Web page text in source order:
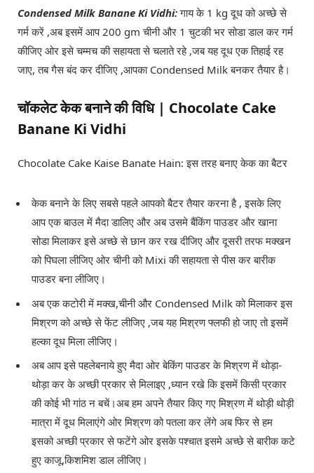
Condensed Milk Banane Ki Vidhi:गाय के 1 kg दूध को अच्छे से
गर्म करें ,अब इसमें आप 200 gm चीनी और 1 चुटकी भर सोडा डाल कर गर्म
कीजिए ओर इसे चम्मच की सहायता से चलाते रहे ,जब यह दूध एक तिहाई रह
जाए, तब गैस बंद कर दीजिए ,आपका Condensed Milk बनकर तैयार है।
चॉकलेट केकबनाने की विधि | Chocolate Cake
Banane Ki Vidhi
Chocolate Cake Kaise Banate Hain: इस तरह बनाए केक का बैटर
केक बनाने के लिए सबसे पहले आपको बैटर तैयार करना है , इसके लिए
आप एक बाउल में मैदा डालिए और अब उसमे बैंकिंग पाउडर और खाना
सोडा मिलाकर इसे अच्छे से छान कर रख दीजिए और दूसरी तरफ मक्खन
को पिघला लीजिए ओर चीनी को Mixi की सहायता से पीस कर बारीक
पाउडर बना लीजिए।
अब एक कटोरी में मक्ख,चीनी और Condensed Milk को मिलाकर इस
मिश्रण को अच्छे से फेंट लीजिए ,जब यह मिश्रण फ्लफी हो जाए तो इसमें
हल्का दूध मिला लीजिए।
अब आप इसे पहलेबनाये हुए मैदा ओर बेकिंग पाउडर के मिश्रण में थोड़ा-
थोड़ा कर के अच्छी प्रकार से मिलाइए ,ध्यान रखे कि इसमें किसी प्रकार
की कोई भी गांठ न बचें।अब हम अपने तैयार किए गए मिश्रण में थोड़ी थोड़ी
मात्रा में दूध मिलाएंगे ओर मिश्रण को पतला कर लेंगे अब फिर से हम
इसको अच्छी प्रकार से फटेंगे ओर इसके पश्चात इसमे अच्छे से बारीक कटे
हुए काजू,किशमिश डाल लीजिए।